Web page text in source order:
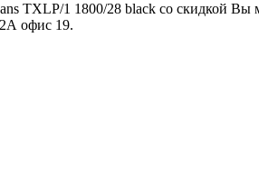
TXLP/1 1800/28 black со скидкой
офис 19.